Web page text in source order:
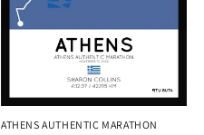
ATHENS AUTHENTIC MARATHON